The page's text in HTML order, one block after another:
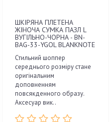
ШКІРЯНА ПЛЕТЕНА
ЖІНОЧА СУМКА ПАЗЛ L
ВУГІЛЬНО-ЧОРНА - BN-
BAG-33-YGOL BLANKNOTE
Стильний шоппер
середнього розміру стане
оригінальним
доповненням
повсякденного образу.
Аксесуар вик..